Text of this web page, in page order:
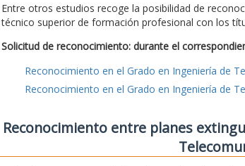
Entre otros estudios recoge la posibilidad de
técnico superior de formación profesional con los
Solicitud de reconocimiento: durante el
Reconocimiento en el Grado en Ingeniería de
Reconocimiento en el Grado en Ingeniería de
Reconocimiento entre planes